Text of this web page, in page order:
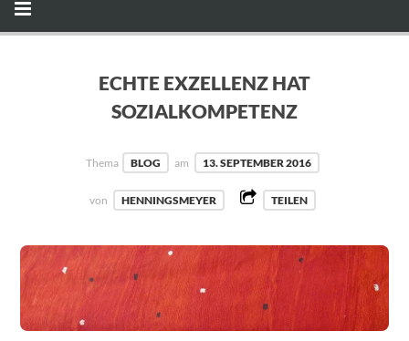
ECHTE EXZELLENZ HAT
SOZIALKOMPETENZ
Thema BLOG am 13. SEPTEMBER 2016
von HENNINGSMEYER TEILEN